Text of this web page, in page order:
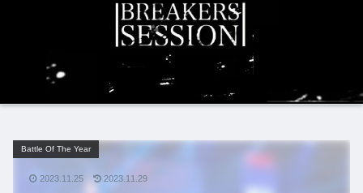
Battle Of The Year
2023.11.25 2023.11.29